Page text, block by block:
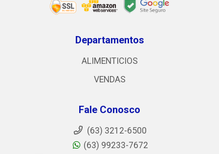
Departamentos
ALIMENTICIOS
VENDAS
Fale Conosco
(63) 3212-6500
(63) 99233-7672